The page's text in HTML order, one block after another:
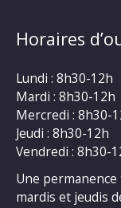
Horaires
Lundi : 8h30-12h
Mardi : 8h30-12h
Mercredi : 8h30-
Jeudi : 8h30-12h
Vendredi : 8h30-
Une
mardis et jeudis